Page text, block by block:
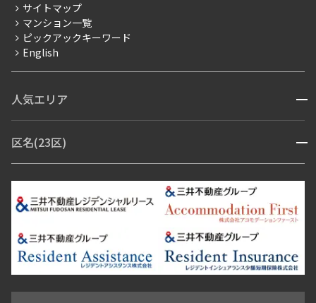
賃料改定
フリーレント
ペット可
ブランドマンション
サイトマップ
マンション一覧
ピックアックキーワード
English
人気エリア 開閉
青山・表参道・原宿
市ヶ谷・神楽坂・飯田橋
三田・芝・浜松町
芝浦・汐留・品川
月島・勝どき・豊洲
本郷・春日・小石川
目白・高田馬場・早稲田
池尻大橋・三軒茶屋
祐天寺・学芸大学・自由が丘
駒沢・用賀・二子玉川
成城・砧
池袋・板橋・王子
区名(23区) 開閉
江東区 台東区 墨田区
中野区
豊島区
杉並区 板橋区 練馬区 荒川区
足立区
葛飾区
江戸川区